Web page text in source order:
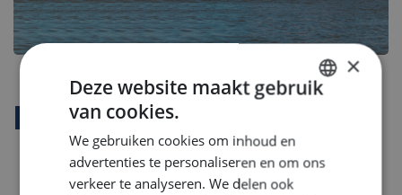
Bedrijfsprofiel
×
Deze website maakt gebruik
van cookies.
We gebruiken cookies om inhoud en
advertenties te personaliseren en om ons
verkeer te analyseren. We delen ook